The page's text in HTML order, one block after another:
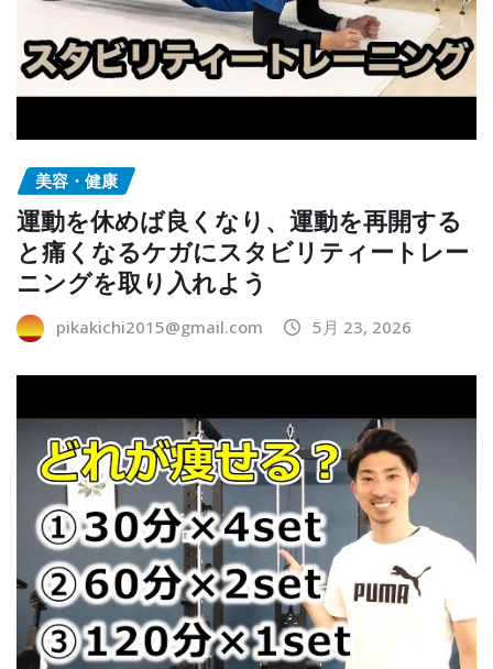
美容・健康
運動を休めば良くなり、運動を再開する
と痛くなるケガにスタビリティートレー
ニングを取り入れよう
pikakichi2015@gmail.com 5月 23, 2026